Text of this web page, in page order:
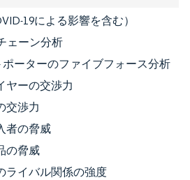
19による影響を含む）
ェーン分析
ポーターのファイブフォース分析
ヤーの交渉力
交渉力
者の脅威
の脅威
ライバル関係の強度